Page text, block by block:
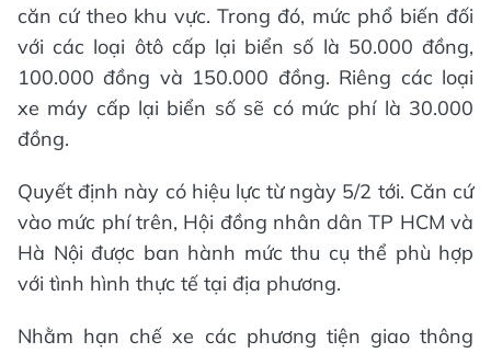
căn cứ theo khu vực. Trong đó, mức phổ biến đối
với các loại ôtô cấp lại biển số là 50.000 đồng,
100.000 đồng và 150.000 đồng. Riêng các loại
xe máy cấp lại biển số sẽ có mức phí là 30.000
đồng.
Quyết định này có hiệu lực từ ngày 5/2 tới. Căn cứ
vào mức phí trên, Hội đồng nhân dân TP HCM và
Hà Nội được ban hành mức thu cụ thể phù hợp
với tình hình thực tế tại địa phương.
Nhằm hạn chế xe các phương tiện giao thông